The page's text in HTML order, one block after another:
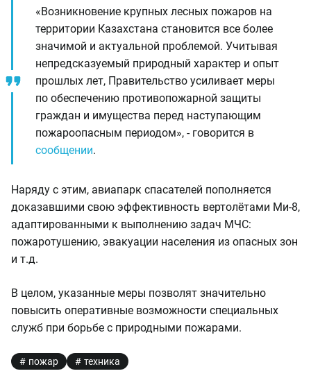
«Возникновение крупных лесных пожаров на
территории Казахстана становится все более
значимой и актуальной проблемой. Учитывая
непредсказуемый природный характер и опыт
прошлых лет, Правительство усиливает меры
по обеспечению противопожарной защиты
граждан и имущества перед наступающим
пожароопасным периодом», - говорится в
сообщении.
Наряду с этим, авиапарк спасателей пополняется
доказавшими свою эффективность вертолётами Ми-8,
адаптированными к выполнению задач МЧС:
пожаротушению, эвакуации населения из опасных зон
и т.д.
В целом, указанные меры позволят значительно
повысить оперативные возможности специальных
служб при борьбе с природными пожарами.
пожар техника